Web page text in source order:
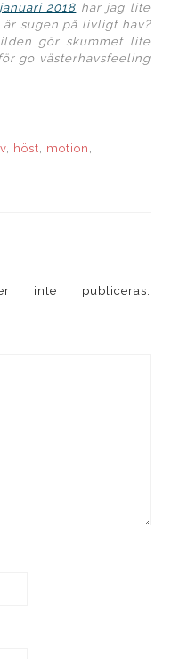
januari 2018 har jag lite
sugen på livligt hav?
gör skummet lite
go västerhavsfeeling
, höst, motion ,
inte publiceras.